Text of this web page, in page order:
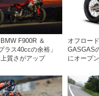
BMW F900R ＆
ス40ccの余裕」
質さがアップ
オフロー
GASGAS
にオープン